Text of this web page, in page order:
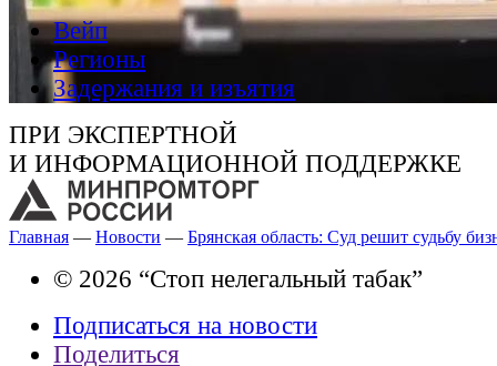
Вейп
Регионы
Задержания и изъятия
ПРИ ЭКСПЕРТНОЙ
И ИНФОРМАЦИОННОЙ ПОДДЕРЖКЕ
Главная — Новости — Брянская область: Суд решит судьбу
© 2026 “Стоп нелегальный табак”
Подписаться на новости
Поделиться